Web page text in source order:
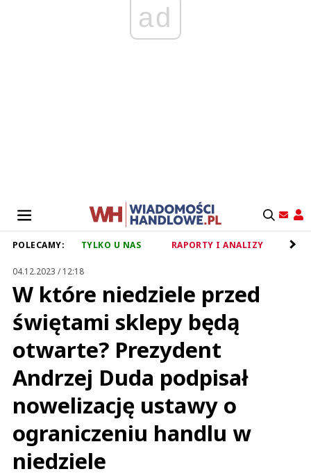
ad
POLECAMY: TYLKO U NAS RAPORTY I ANALIZY
04.12.2023 / 12:18
W które niedziele przed
świętami sklepy będą
otwarte? Prezydent
Andrzej Duda podpisał
nowelizację ustawy o
ograniczeniu handlu w
niedziele